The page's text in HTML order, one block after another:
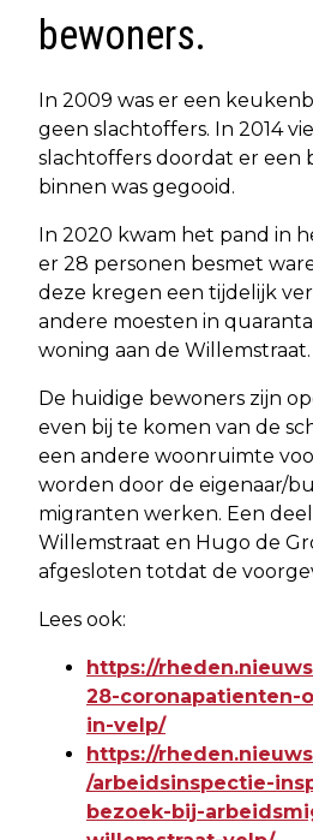
bewoners.
In 2009 was er een
geen slachtoffers. In 2014
slachtoffers doordat er een
binnen was gegooid.
In 2020 kwam het pand in
er 28 personen besmet
deze kregen een tijdelijk
andere moesten in
woning aan de Willemstraat.
De huidige bewoners zijn
even bij te komen van de
een andere woonruimte
worden door de eigenaar/
migranten werken. Een
Willemstraat en Hugo de
afgesloten totdat de
Lees ook:
https://
28-coronapatienten-
in-velp/
https://
/arbeidsinspectie-
bezoek-bij-